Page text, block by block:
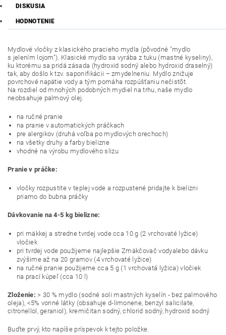
DISKUSIA
HODNOTENIE
Mydlové vločky z klasického pracieho mydla (pôvodné "mydlo
s jelením lojom"). Klasické mydlo sa vyrába z tuku (mastné kyseliny),
ku ktorému sa pridá zásada (hydroxid sodný alebo hydroxid draselný)
tak, aby došlo k tzv. saponifikácii – zmydelneniu. Mydlo znižuje
povrchové napätie vody a tým pomáha rozpúšťaniu nečistôt.
Na rozdiel od mnohých podobných mydiel na trhu, naše mydlo
neobsahuje palmový olej.
na ručné pranie
na pranie v automatických práčkach
pre alergikov (druhá voľba po mydlových orechoch)
na všetky druhy a farby bielizne
vhodné na výrobu mydlového slizu
Pranie v práčke:
vločky rozpustite v teplej vode a rozpustené pridajte k bielizni
priamo do bubna práčky
Dávkovanie na 4-5 kg bielizne:
pri mäkkej a stredne tvrdej vode cca 10 g (2 vrchovaté lyžice)
vločiek
pri tvrdej vode použijeme najlepšieZmäkčovač vodyalebo dávku
zvýšime až na 20 gramov (4 vrchovaté lyžice)
na ručné pranie použijeme cca 5 g (1 vrchovatá lyžica) vločiek
na prací kúpeľ (cca 10 l)
Zloženie:> 30 % mydlo (sodné soli mastných kyselín - bez palmového
oleja), <5% vonné látky (obsahuje d-limonene, benzyl salicilate,
citronellol, geraniol), kremičitan sodný, chlorid sodný, hydroxid sodný
Buďte prvý, kto napíše príspevok k tejto položke.